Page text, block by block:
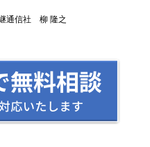
通信社 柳 隆之